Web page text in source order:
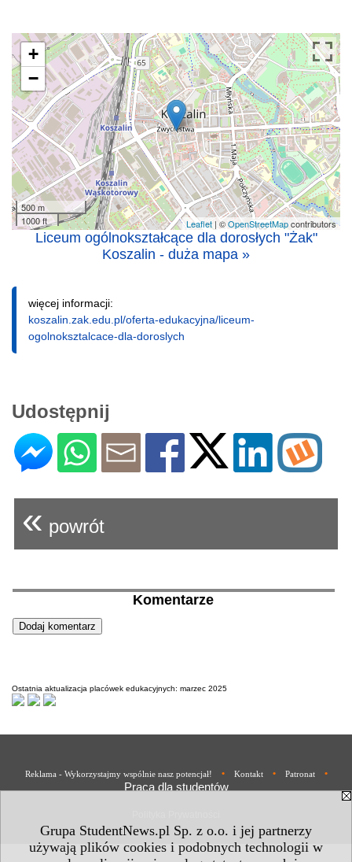
Grupa StudentNews.pl Sp. z o.o. i jej partnerzy
używają plików cookies i podobnych technologii w
+
−
500 m
1000 ft
Leaflet | ©OpenStreetMapcontributors
Liceum ogólnokształcące dla dorosłych "Żak"
Koszalin - duża mapa »
więcej informacji:
koszalin.zak.edu.pl/oferta-edukacyjna/liceum-
ogolnoksztalcace-dla-doroslych
Udostępnij
« powrót
Komentarze
Ostatnia aktualizacja placówek edukacyjnych: marzec 2025
Reklama - Wykorzystajmy wspólnie nasz potencjał! • Kontakt • Patronat •
Praca dla studentów